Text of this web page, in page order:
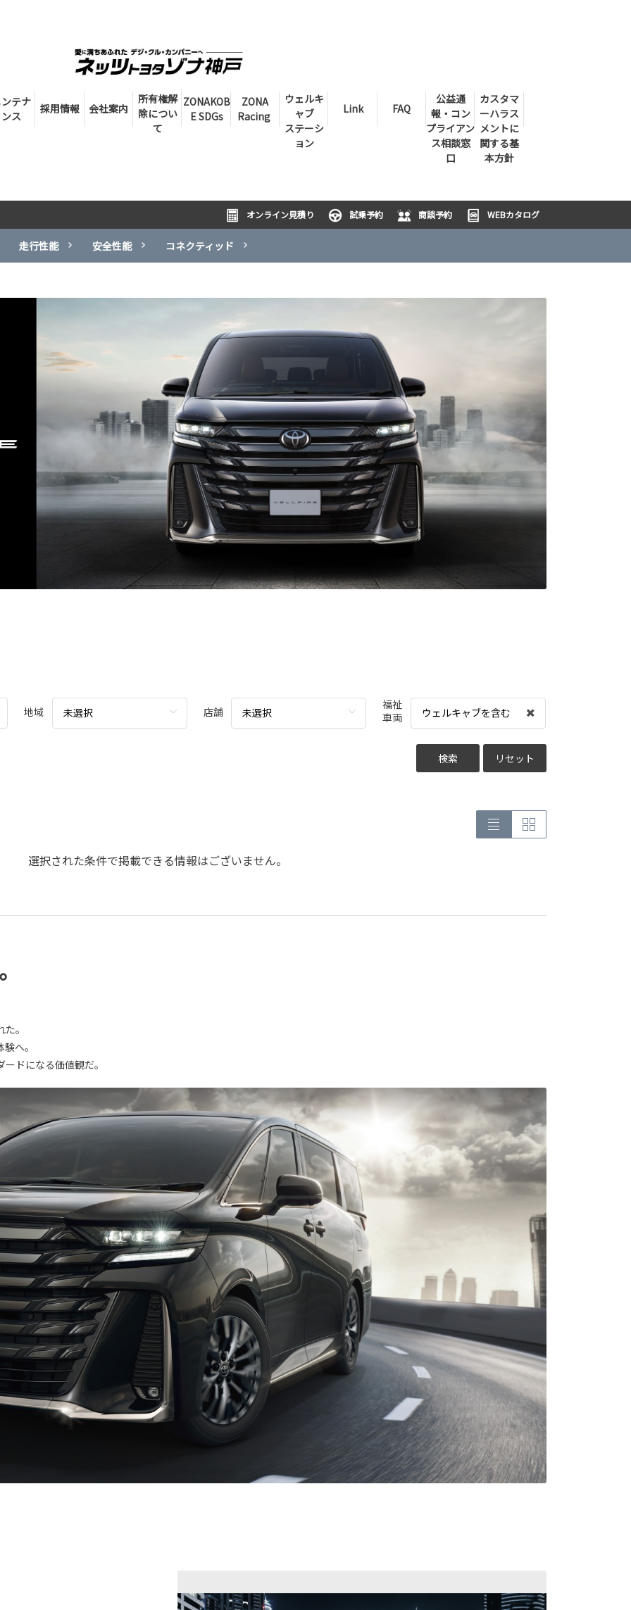
テナ
ンス
採用情報 会社案内
所有権解
除につい
て
ZONAKOB
E SDGs
ZONA
Racing
ウェルキ
ャブ
ステーシ
ョン
Link FAQ
公益通
報・コン
プライアン
ス相談窓
口
カスタマ
ーハラス
メントに
関する基
本方針
オンライン見積り 試乗予約 商談予約 WEBカタログ
走行性能 安全性能 コネクティッド
地域 未選択 店舗 未選択
福祉
車両
ウェルキャブを含む
検索 リセット
選択された条件で掲載できる情報はございません。
。
へ。
ドになる価値観だ。